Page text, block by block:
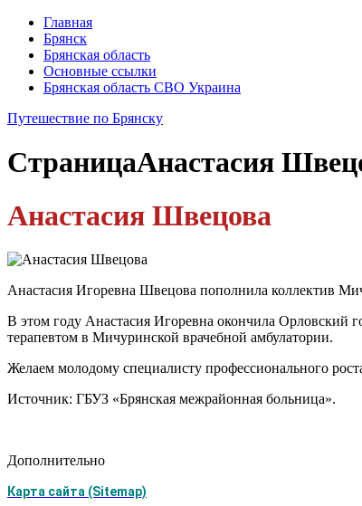
Главная
Брянск
Брянская область
Основные ссылки
Брянская область СВО Украина
Путешествие по Брянску
СтраницаАнастасия
Анастасия Швецова
Анастасия Игоревна Швецова пополнила коллектив
В этом году Анастасия Игоревна окончила Орловский
терапевтом в Мичуринской врачебной амбулатории.
Желаем молодому специалисту профессионального
Источник: ГБУЗ «Брянская межрайонная больница».
Дополнительно
Карта сайта (Sitemap)